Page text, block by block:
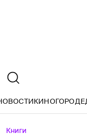
КИНОГОРОД
Книги